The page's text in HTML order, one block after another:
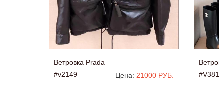
Ветровка Prada
#v2149
Цена: 21000 РУБ.